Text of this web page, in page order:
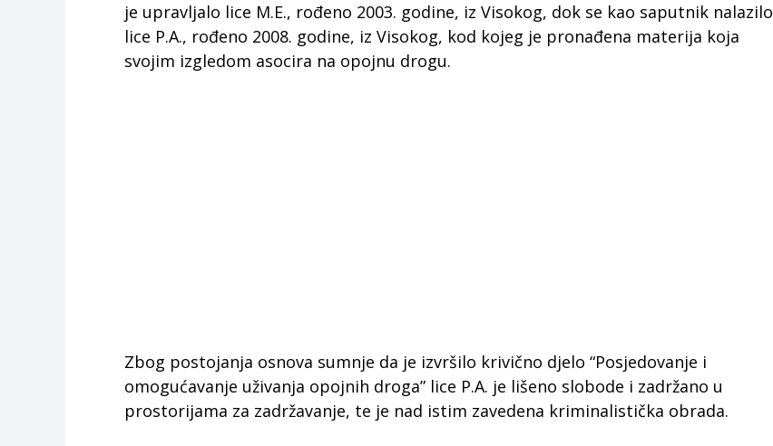
je upravljalo lice M.E., rođeno 2003. godine, iz Visokog, dok se kao saputnik nalazilo
lice P.A., rođeno 2008. godine, iz Visokog, kod kojeg je pronađena materija koja
svojim izgledom asocira na opojnu drogu.
Zbog postojanja osnova sumnje da je izvršilo krivično djelo “Posjedovanje i
omogućavanje uživanja opojnih droga” lice P.A. je lišeno slobode i zadržano u
prostorijama za zadržavanje, te je nad istim zavedena kriminalistička obrada.